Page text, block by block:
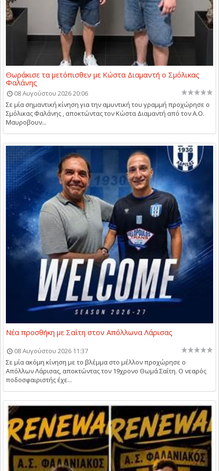
Θωράκισε τα μετόπισθεν με Κώστα Διαμαντή ο Σμόλικας
Φαλάνης
08 Αυγούστου 2026 20:06
Σε μία σημαντική κίνηση για την αμυντική του γραμμή προχώρησε ο
Σμόλικας Φαλάνης , αποκτώντας τον Κώστα Διαμαντή από τον Α.Ο.
Μαυροβουν...
Νέα προσθήκη με Σαΐτη στον Απόλλωνα Λάρισας
08 Αυγούστου 2026 11:37
Σε μία ακόμη κίνηση με το βλέμμα στο μέλλον προχώρησε ο
Απόλλων Λάρισας, αποκτώντας τον 19χρονο Θωμά Σαΐτη. Ο νεαρός
ποδοσφαιριστής έχε...